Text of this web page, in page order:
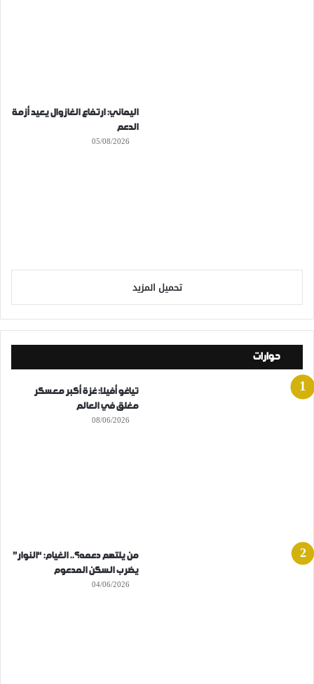
اليماني: ارتفاع الغازوال يعيد أزمة
الدعم
05/08/2026
تحميل المزيد
حوارات
تياغو أفيلا: غزة أكبر معسكر
مغلق في العالم
08/06/2026
من يلتهم دعمه؟.. الغيام: “النوار”
يضرب السكن المدعوم
04/06/2026